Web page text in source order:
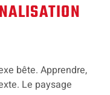
bête. Apprendre,
Le paysage